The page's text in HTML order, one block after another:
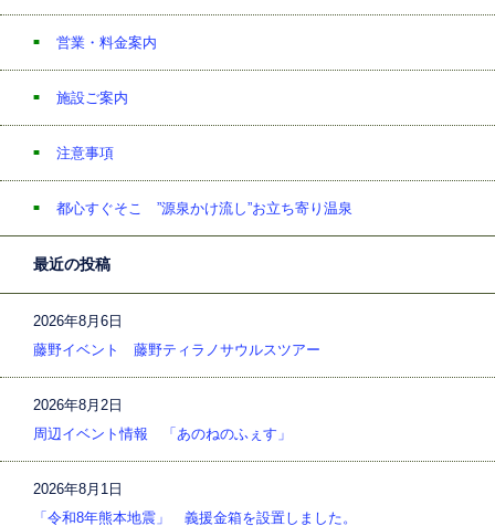
営業・料金案内
施設ご案内
注意事項
都心すぐそこ ”源泉かけ流し”お立ち寄り温泉
最近の投稿
2026年8月6日
藤野イベント 藤野ティラノサウルスツアー
2026年8月2日
周辺イベント情報 「あのねのふぇす」
2026年8月1日
「令和8年熊本地震」 義援金箱を設置しました。